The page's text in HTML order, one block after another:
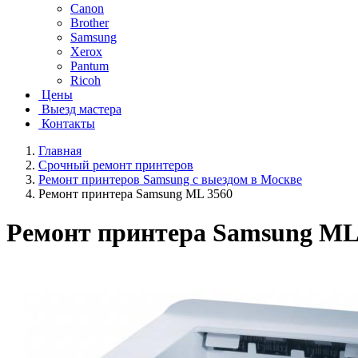
Canon
Brother
Samsung
Xerox
Pantum
Ricoh
Цены
Выезд мастера
Контакты
Главная
Срочный ремонт принтеров
Ремонт принтеров Samsung с выездом в Москве
Ремонт принтера Samsung ML 3560
Ремонт принтера Samsung